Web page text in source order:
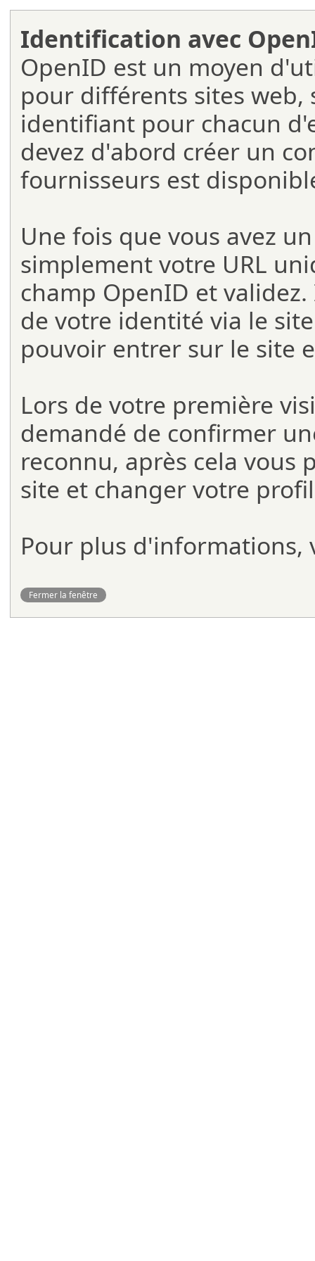
Identification avec
OpenID est un moyen
pour différents sites web,
identifiant pour chacun
devez d'abord créer un
fournisseurs est
Une fois que vous avez
simplement votre URL
champ OpenID et
de votre identité via le
pouvoir entrer sur le site
Lors de votre première
demandé de confirmer
reconnu, après cela vous
site et changer votre
Pour plus
Fermer la fenêtre